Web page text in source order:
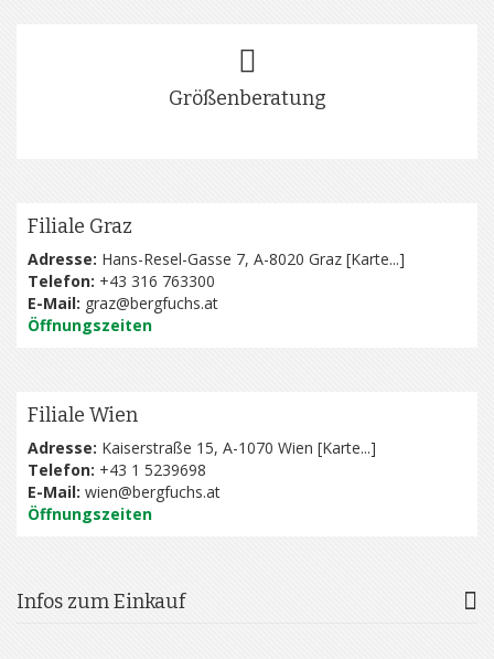
Größenberatung
Filiale Graz
Adresse: Hans-Resel-Gasse 7, A-8020 Graz [Karte...]
Telefon: +43 316 763300
E-Mail: graz@bergfuchs.at
Öffnungszeiten
Filiale Wien
Adresse: Kaiserstraße 15, A-1070 Wien [Karte...]
Telefon: +43 1 5239698
E-Mail: wien@bergfuchs.at
Öffnungszeiten
Infos zum Einkauf